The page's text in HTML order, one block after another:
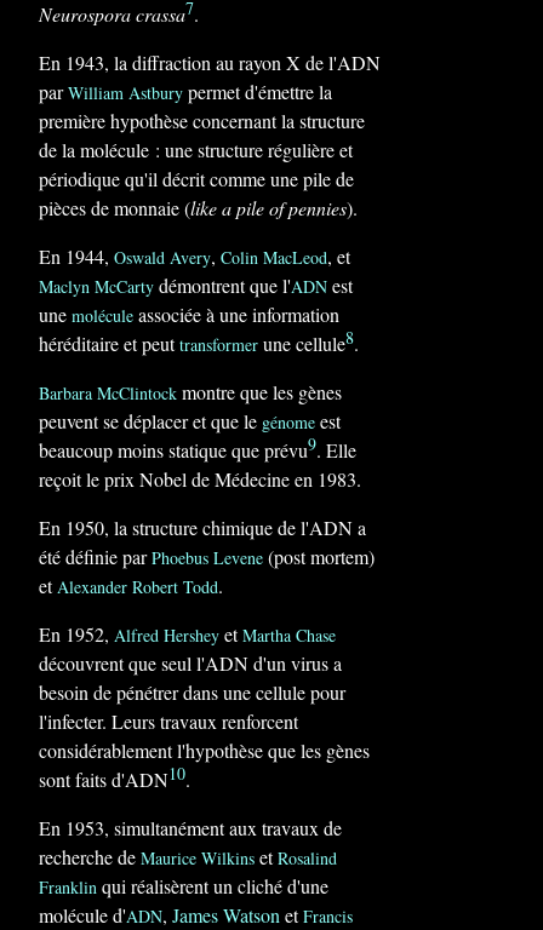
Neurospora crassa7.
En 1943, la diffraction au rayon X de l'ADN
parWilliam Astbury permet d'émettre la
première hypothèse concernant la structure
de la molécule : une structure régulière et
périodique qu'il décrit comme une pile de
pièces de monnaie (like a pile of pennies).
En 1944, Oswald Avery, Colin MacLeod, et
Maclyn McCarty démontrent que l'ADN est
une molécule associée à une information
héréditaire et peuttransformer une cellule8.
Barbara McClintock montre que les gènes
peuvent se déplacer et que le génome est
beaucoup moins statique que prévu9. Elle
reçoit le prix Nobel de Médecine en 1983.
En 1950, la structure chimique de l'ADN a
été définie parPhoebus Levene (post mortem)
etAlexander Robert Todd.
En 1952, Alfred Hershey etMartha Chase
découvrent que seul l'ADN d'un virus a
besoin de pénétrer dans une cellule pour
l'infecter. Leurs travaux renforcent
considérablement l'hypothèse que les gènes
sont faits d'ADN10.
En 1953, simultanément aux travaux de
recherche de Maurice Wilkins etRosalind
Franklin qui réalisèrent un cliché d'une
molécule d'ADN, James Watson etFrancis